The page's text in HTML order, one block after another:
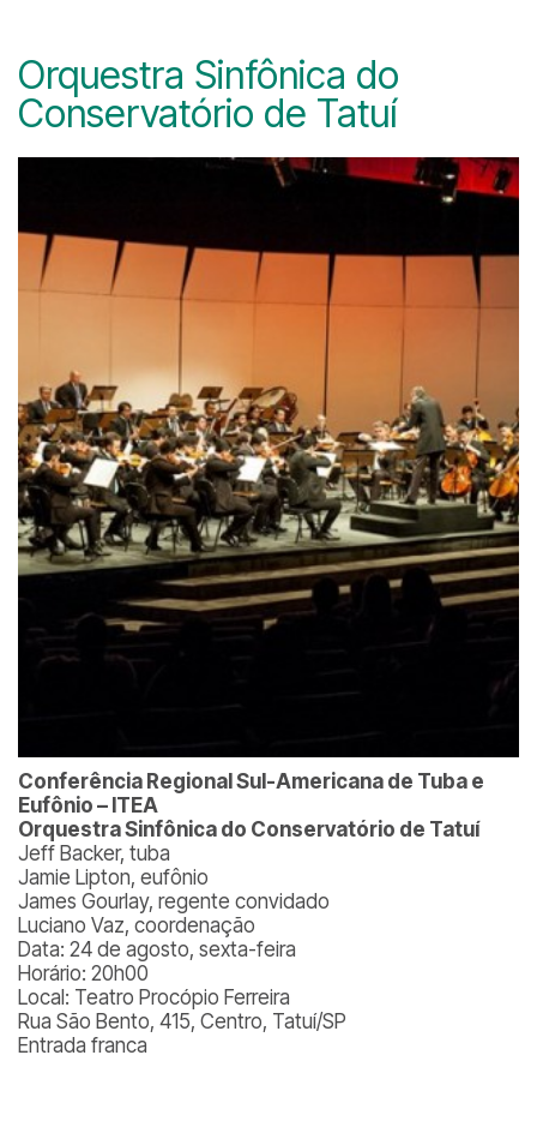
Orquestra Sinfônica do
Conservatório de Tatuí
Conferência Regional Sul-Americana de Tuba e
Eufônio – ITEA
Orquestra Sinfônica do Conservatório de Tatuí
Jeff Backer, tuba
Jamie Lipton, eufônio
James Gourlay, regente convidado
Luciano Vaz, coordenação
Data: 24 de agosto, sexta-feira
Horário: 20h00
Local: Teatro Procópio Ferreira
Rua São Bento, 415, Centro, Tatuí/SP
Entrada franca